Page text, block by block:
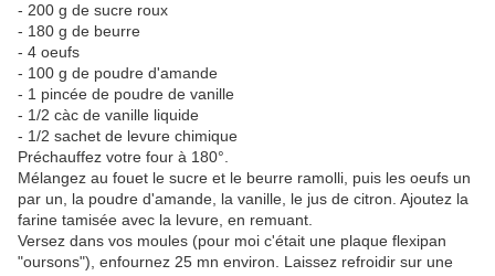
- 200 g de sucre roux
- 180 g de beurre
- 4 oeufs
- 100 g de poudre d'amande
- 1 pincée de poudre de vanille
- 1/2 càc de vanille liquide
- 1/2 sachet de levure chimique
Préchauffez votre four à 180°.
Mélangez au fouet le sucre et le beurre ramolli, puis les oeufs un
par un, la poudre d'amande, la vanille, le jus de citron. Ajoutez la
farine tamisée avec la levure, en remuant.
Versez dans vos moules (pour moi c'était une plaque flexipan
"oursons"), enfournez 25 mn environ. Laissez refroidir sur une